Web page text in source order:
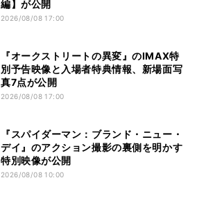
編】が公開
2026/08/08 17:00
『オークストリートの異変』のIMAX特
別予告映像と入場者特典情報、新場面写
真7点が公開
2026/08/08 17:00
『スパイダーマン：ブランド・ニュー・
デイ』のアクション撮影の裏側を明かす
特別映像が公開
2026/08/08 10:00